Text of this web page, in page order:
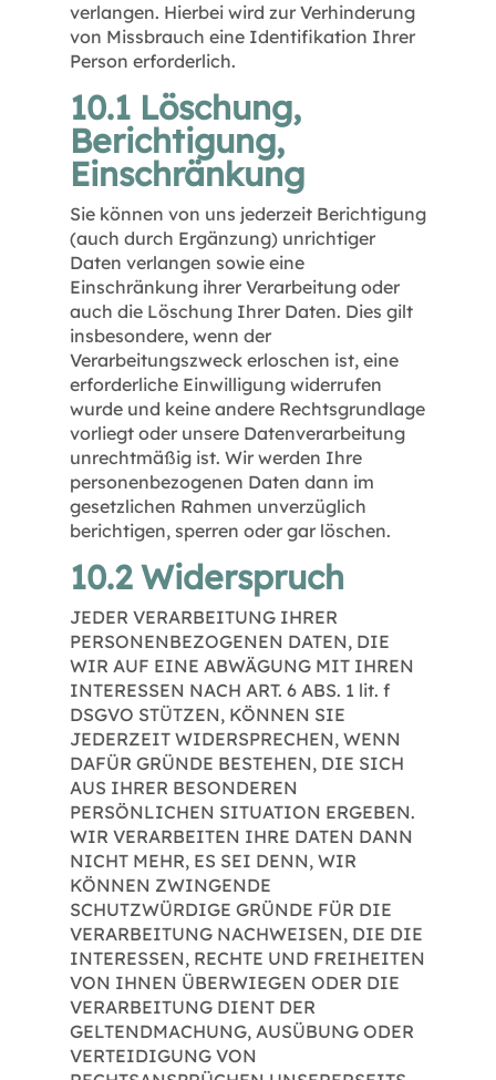
verlangen. Hierbei wird zur Verhinderung
von Missbrauch eine Identifikation Ihrer
Person erforderlich.
10.1 Löschung,
Berichtigung,
Einschränkung
Sie können von uns jederzeit Berichtigung
(auch durch Ergänzung) unrichtiger
Daten verlangen sowie eine
Einschränkung ihrer Verarbeitung oder
auch die Löschung Ihrer Daten. Dies gilt
insbesondere, wenn der
Verarbeitungszweck erloschen ist, eine
erforderliche Einwilligung widerrufen
wurde und keine andere Rechtsgrundlage
vorliegt oder unsere Datenverarbeitung
unrechtmäßig ist. Wir werden Ihre
personenbezogenen Daten dann im
gesetzlichen Rahmen unverzüglich
berichtigen, sperren oder gar löschen.
10.2 Widerspruch
JEDER VERARBEITUNG IHRER
PERSONENBEZOGENEN DATEN, DIE
WIR AUF EINE ABWÄGUNG MIT IHREN
INTERESSEN NACH ART. 6 ABS. 1 lit. f
DSGVO STÜTZEN, KÖNNEN SIE
JEDERZEIT WIDERSPRECHEN, WENN
DAFÜR GRÜNDE BESTEHEN, DIE SICH
AUS IHRER BESONDEREN
PERSÖNLICHEN SITUATION ERGEBEN.
WIR VERARBEITEN IHRE DATEN DANN
NICHT MEHR, ES SEI DENN, WIR
KÖNNEN ZWINGENDE
SCHUTZWÜRDIGE GRÜNDE FÜR DIE
VERARBEITUNG NACHWEISEN, DIE DIE
INTERESSEN, RECHTE UND FREIHEITEN
VON IHNEN ÜBERWIEGEN ODER DIE
VERARBEITUNG DIENT DER
GELTENDMACHUNG, AUSÜBUNG ODER
VERTEIDIGUNG VON